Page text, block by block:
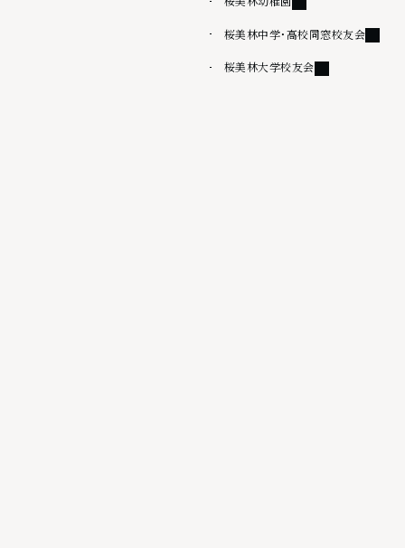
桜美林中学・高校同窓校友会外部リ
桜美林大学校友会外部リンク